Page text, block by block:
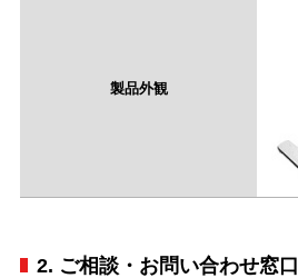
製品外観
2. ご相談・お問い合わせ窓口